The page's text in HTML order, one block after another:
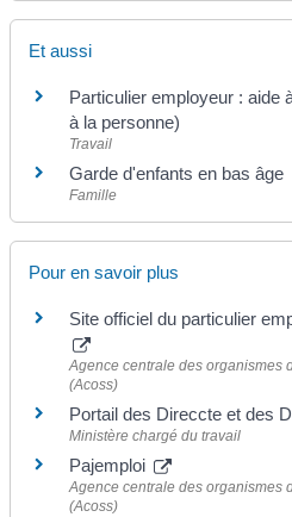
Et aussi
Particulier employeur : aide
à la personne)
Travail
Garde d'enfants en bas âge
Famille
Pour en savoir plus
Site officiel du particulier
Agence centrale des organismes
(Acoss)
Portail des Direccte et des
Ministère chargé du travail
Pajemploi
Agence centrale des organismes
(Acoss)